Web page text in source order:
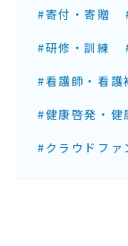
#寄付・寄贈
#研修・訓練
#看護師・看護
#健康啓発・健
#クラウドファ